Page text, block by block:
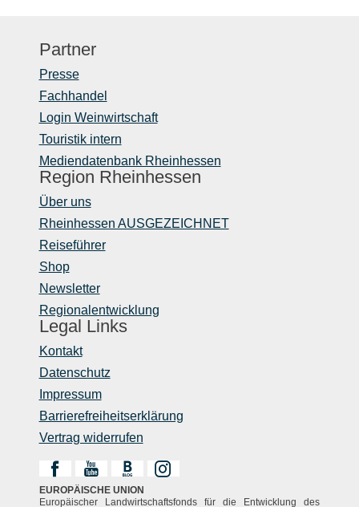
Partner
Presse
Fachhandel
Login Weinwirtschaft
Touristik intern
Mediendatenbank Rheinhessen
Region Rheinhessen
Über uns
Rheinhessen AUSGEZEICHNET
Reiseführer
Shop
Newsletter
Regionalentwicklung
Legal Links
Kontakt
Datenschutz
Impressum
Barrierefreiheitserklärung
Vertrag widerrufen
EUROPÄISCHE UNION
Europäischer Landwirtschaftsfonds für die Entwicklung des